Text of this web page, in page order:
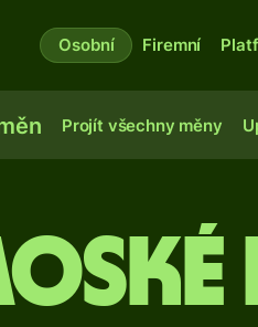
Osobní Firemní
Projít všechny měny